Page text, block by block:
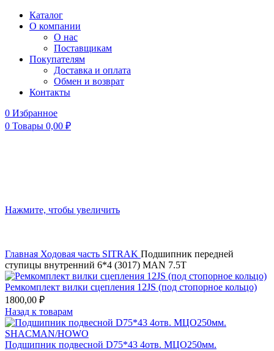
Каталог
О компании
О нас
Поставщикам
Покупателям
Доставка и оплата
Обмен и возврат
Контакты
0 Избранное
0 Товары 0,00 ₽
Нажмите, чтобы увеличить
Главная Ходовая часть SITRAK Подшипник передней
ступицы внутренний 6*4 (3017) MAN 7.5T
Ремкомплект вилки сцепления 12JS (под стопорное кольцо)
1800,00 ₽
Назад к товарам
Подшипник подвесной D75*43 4отв. МЦО250мм.